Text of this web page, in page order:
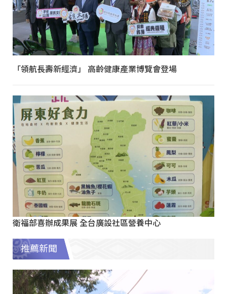
「領航長壽新經濟」 高齡健康產業博覽會登場
衛福部喜辦成果展 全台廣設社區營養中心
推薦新聞